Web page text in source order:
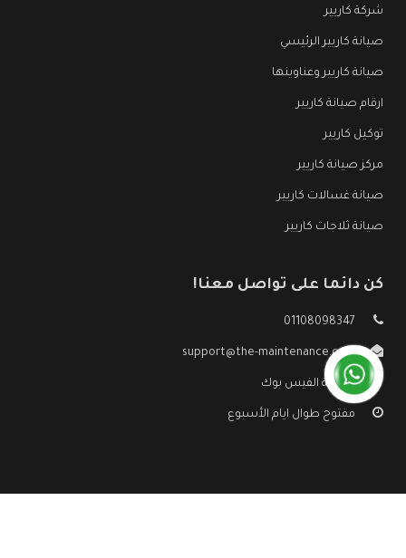
شركة كاريير
صيانة كاريير الرئيسي
صيانة كاريير وعناوينها
ارقام صيانة كاريير
توكيل كاريير
مركز صيانة كاريير
صيانة غسالات كاريير
صيانة ثلاجات كاريير
كن دائما على تواصل معنا!
01108098347
support@the-maintenance.com
صفحة الفيس بوك
مفتوح طوال ايام الأسبوع